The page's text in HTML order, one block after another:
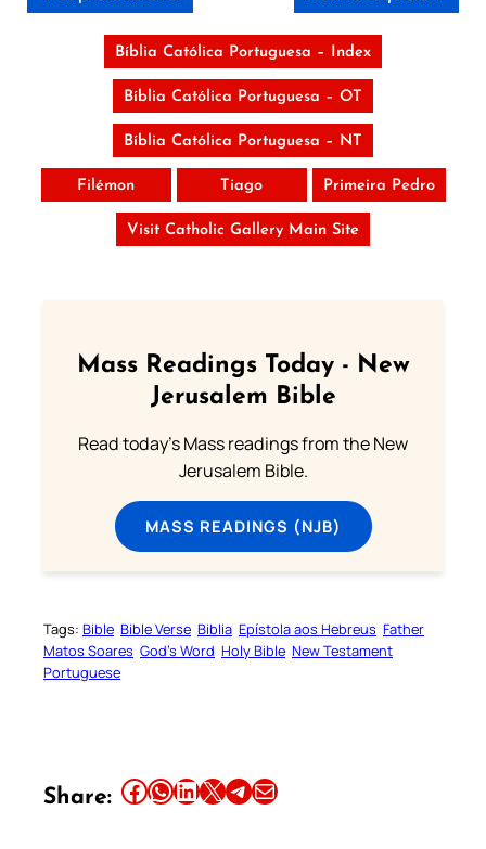
Bíblia Católica Portuguesa – Index
Bíblia Católica Portuguesa – OT
Bíblia Católica Portuguesa – NT
Filémon Tiago Primeira Pedro
Visit Catholic Gallery Main Site
Mass Readings Today - New
Jerusalem Bible
Read today's Mass readings from the New
Jerusalem Bible.
MASS READINGS (NJB)
Tags: Bible Bible Verse Biblia Epístola aos Hebreus Father
Matos Soares God’s Word Holy Bible New Testament
Portuguese
Share: Share this article on Facebook Share this article on WhatsApp Share this article on LinkedIn Share this article on X Share this article on TelegramEmail this Article